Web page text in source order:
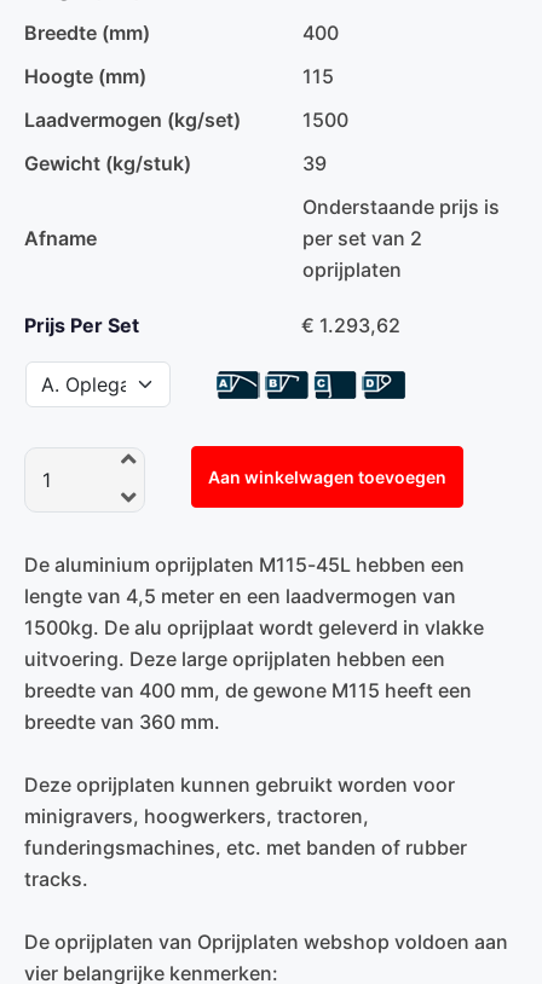
Breedte (mm)
400
Hoogte (mm)
115
Laadvermogen (kg/set)
1500
Gewicht (kg/stuk)
39
Afname
Onderstaande prijs is
per set van 2
oprijplaten
Prijs Per Set € 1.293,62
Aan winkelwagen toevoegen
De aluminium oprijplaten M115-45L hebben een
lengte van 4,5 meter en een laadvermogen van
1500kg. De alu oprijplaat wordt geleverd in vlakke
uitvoering. Deze large oprijplaten hebben een
breedte van 400 mm, de gewone M115 heeft een
breedte van 360 mm.
Deze oprijplaten kunnen gebruikt worden voor
minigravers, hoogwerkers, tractoren,
funderingsmachines, etc. met banden of rubber
tracks.
De oprijplaten van Oprijplaten webshop voldoen aan
vier belangrijke kenmerken: